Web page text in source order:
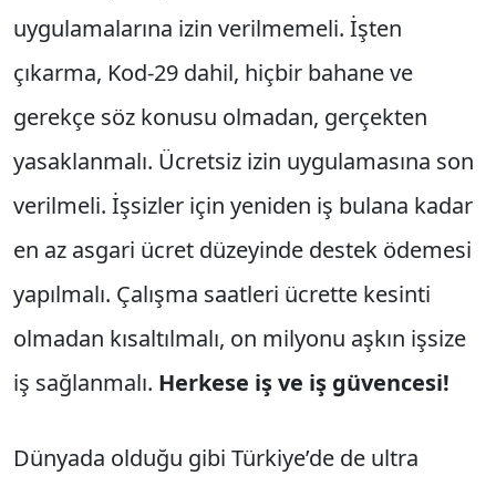
uygulamalarına izin verilmemeli. İşten
çıkarma, Kod-29 dahil, hiçbir bahane ve
gerekçe söz konusu olmadan, gerçekten
yasaklanmalı. Ücretsiz izin uygulamasına son
verilmeli. İşsizler için yeniden iş bulana kadar
en az asgari ücret düzeyinde destek ödemesi
yapılmalı. Çalışma saatleri ücrette kesinti
olmadan kısaltılmalı, on milyonu aşkın işsize
iş sağlanmalı. Herkese iş ve iş güvencesi!
Dünyada olduğu gibi Türkiye’de de ultra